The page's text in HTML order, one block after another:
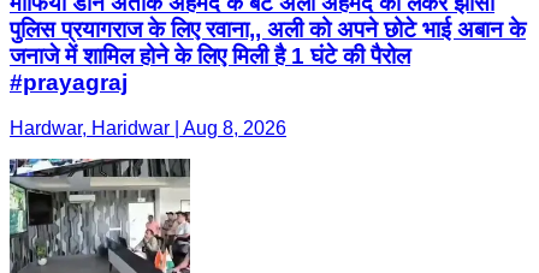
पुलिस प्रयागराज के लिए रवाना,, अली को अपने छोटे भाई अबान के
जनाजे में शामिल होने के लिए मिली है 1 घंटे की पैरोल
#prayagraj
Hardwar, Haridwar | Aug 8, 2026